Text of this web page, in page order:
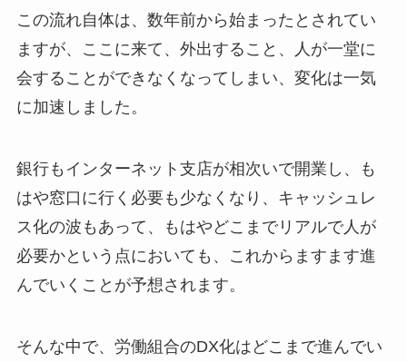
この流れ自体は、数年前から始まったとされてい
ますが、ここに来て、外出すること、人が一堂に
会することができなくなってしまい、変化は一気
に加速しました。
銀行もインターネット支店が相次いで開業し、も
はや窓口に行く必要も少なくなり、キャッシュレ
ス化の波もあって、もはやどこまでリアルで人が
必要かという点においても、これからますます進
んでいくことが予想されます。
そんな中で、労働組合のDX化はどこまで進んでい